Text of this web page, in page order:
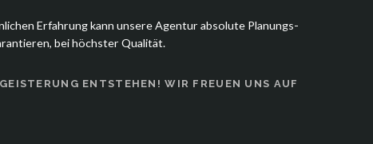
Erfahrung kann unsere Agentur absolute Planungs-
bei höchster Qualität.
ENTSTEHEN! WIR FREUEN UNS AUF